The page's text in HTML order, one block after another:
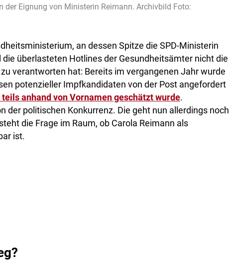
der Eignung von Ministerin Reimann. Archivbild Foto:
an dessen Spitze die SPD-Ministerin
überlasteten Hotlines der Gesundheitsämter nicht die
verantworten hat: Bereits im vergangenen Jahr wurde
potenzieller Impfkandidaten von der Post angefordert
anhand von Vornamen geschätzt wurde.
der politischen Konkurrenz. Die geht nun allerdings noch
die Frage im Raum, ob Carola Reimann als
ist.